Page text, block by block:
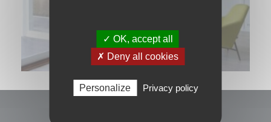
✓ OK, accept all
✗ Deny all cookies
Personalize Privacy policy